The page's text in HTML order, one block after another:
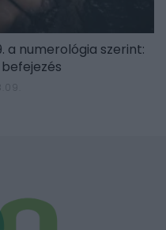
a numerológia szerint: